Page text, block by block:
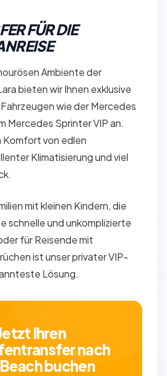
FÜR DIE
Ambiente der
bieten wir Ihnen exklusive
wie der Mercedes
Mercedes Sprinter VIP an.
Komfort von edlen
Klimatisierung und viel
mit kleinen Kindern, die
schnelle und unkomplizierte
für Reisende mit
ist unser privater VIP-
Lösung.
Ihren
nach
buchen